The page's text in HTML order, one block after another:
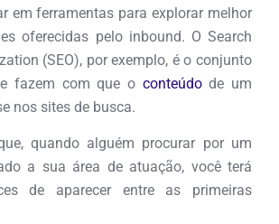
em ferramentas para explorar melhor
oferecidas pelo inbound. O Search
(SEO), por exemplo, é o conjunto
fazem com que o conteúdode um
nos sites de busca.
quando alguém procurar por um
a sua área de atuação, você terá
de aparecer entre as primeiras